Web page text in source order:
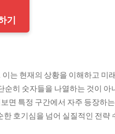
기
는 현재의 상황을 이해하고 미
히 숫자들을 나열하는 것이 아
면 특정 구간에서 자주 등장하
호기심을 넘어 실질적인 전략